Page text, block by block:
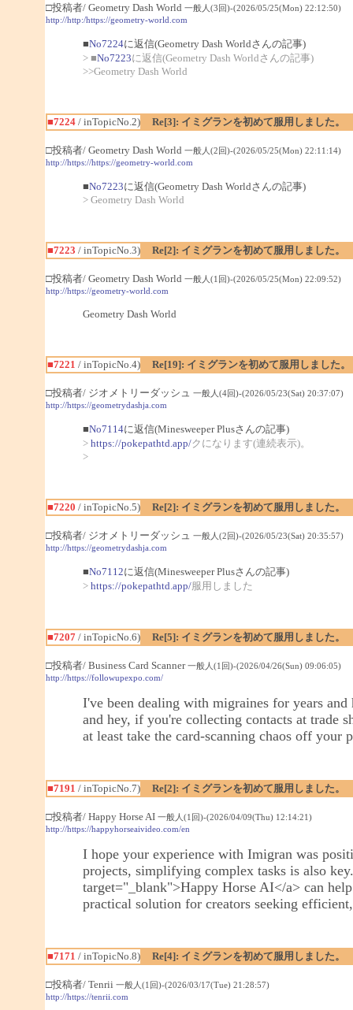
□投稿者/ Geometry Dash World 一般人(3回)-(2026/05/25(Mon) 22:12:50)
http://http:/https://geometry-world.com
■No7224に返信(Geometry Dash Worldさんの記事)
> ■No7223に返信(Geometry Dash Worldさんの記事)
>>Geometry Dash World
■7224/ inTopicNo.2) Re[3]: イミグランを初めて服用しました。
□投稿者/ Geometry Dash World 一般人(2回)-(2026/05/25(Mon) 22:11:14)
http://https://https://geometry-world.com
■No7223に返信(Geometry Dash Worldさんの記事)
> Geometry Dash World
■7223 / inTopicNo.3) Re[2]: イミグランを初めて服用しました。
□投稿者/ Geometry Dash World 一般人(1回)-(2026/05/25(Mon) 22:09:52)
http://https://geometry-world.com
Geometry Dash World
■7221 / inTopicNo.4) Re[19]: イミグランを初めて服用しました。
□投稿者/ ジオメトリーダッシュ 一般人(4回)-(2026/05/23(Sat) 20:37:07)
http://https://geometrydashja.com
■No7114に返信(Minesweeper Plusさんの記事)
> https://pokepathtd.app/クになります(連続表示)。
>
■7220 / inTopicNo.5) Re[2]: イミグランを初めて服用しました。
□投稿者/ ジオメトリーダッシュ 一般人(2回)-(2026/05/23(Sat) 20:35:57)
http://https://geometrydashja.com
■No7112に返信(Minesweeper Plusさんの記事)
> https://pokepathtd.app/服用しました
■7207/ inTopicNo.6) Re[5]: イミグランを初めて服用しました。
□投稿者/ Business Card Scanner一般人(1回)-(2026/04/26(Sun) 09:06:05)
http://https://followupexpo.com/
I've been dealing with migraines for years
and hey, if you're collecting contacts at trade
at least take the card-scanning chaos off your
■7191 / inTopicNo.7) Re[2]: イミグランを初めて服用しました。
□投稿者/ Happy Horse AI 一般人(1回)-(2026/04/09(Thu) 12:14:21)
http://https://happyhorseaivideo.com/en
I hope your experience with Imigran was
projects, simplifying complex tasks is also
target="_blank">Happy Horse AI</a> can
practical solution for creators seeking
■7171 / inTopicNo.8) Re[4]: イミグランを初めて服用しました。
□投稿者/ Tenrii 一般人(1回)-(2026/03/17(Tue) 21:28:57)
http://https://tenrii.com